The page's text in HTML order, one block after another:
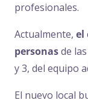
profesionales.
Actualmente, el
personasde
y 3, del equipo
El nuevo local